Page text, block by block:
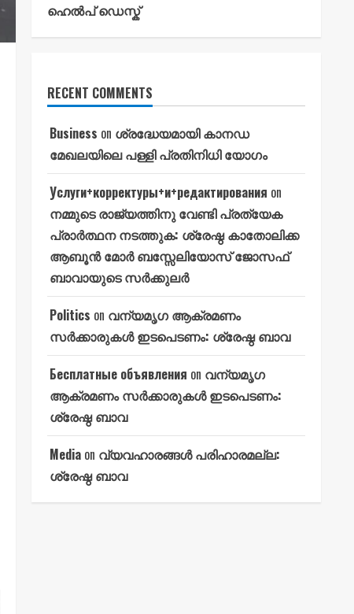
ഹെൽപ് ഡെസ്ക്
RECENT COMMENTS
Business on ശ്രദ്ധേയമായി കാനഡ
മേഖലയിലെ പള്ളി പ്രതിനിധി യോഗം
Услуги+корректуры+и+редактирования on
നമ്മുടെ രാജ്യത്തിനു വേണ്ടി പ്രത്യേക
പ്രാർത്ഥന നടത്തുക: ശ്രേഷ്ഠ കാതോലിക്ക
ആബൂൻ മോർ ബസ്സേലിയോസ് ജോസഫ്
ബാവായുടെ സർക്കുലർ
Politics on വന്യമൃഗ ആക്രമണം
സർക്കാരുകൾ ഇടപെടണം: ശ്രേഷ്ഠ ബാവ
Бесплатные объявления on വന്യമൃഗ
ആക്രമണം സർക്കാരുകൾ ഇടപെടണം:
ശ്രേഷ്ഠ ബാവ
Media on വ്യവഹാരങ്ങൾ പരിഹാരമല്ല:
ശ്രേഷ്ഠ ബാവ